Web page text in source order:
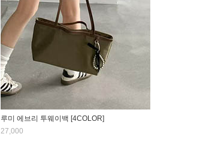
루미 에브리 투웨이백 [4COLOR]
27,000